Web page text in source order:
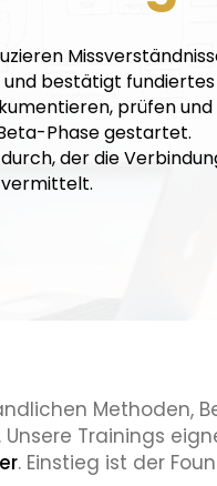
und bestätigt fundiertes
prüfen und
Phase gestartet.
der die
vermittelt.
Methoden,
Trainings
. Einstieg ist der